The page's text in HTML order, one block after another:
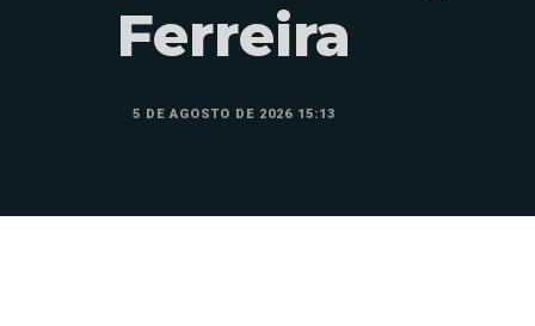
Ferreira
5 DE AGOSTO DE 2026 15:13